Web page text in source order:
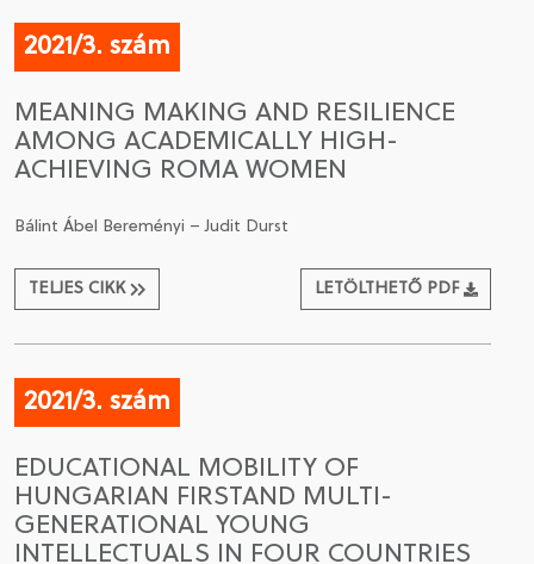
2021/3. szám
MEANING MAKING AND RESILIENCE
AMONG ACADEMICALLY HIGH-
ACHIEVING ROMA WOMEN
Bálint Ábel Bereményi – Judit Durst
TELJES CIKK LETÖLTHETŐ PDF
2021/3. szám
EDUCATIONAL MOBILITY OF
HUNGARIAN FIRSTAND MULTI-
GENERATIONAL YOUNG
INTELLECTUALS IN FOUR COUNTRIES